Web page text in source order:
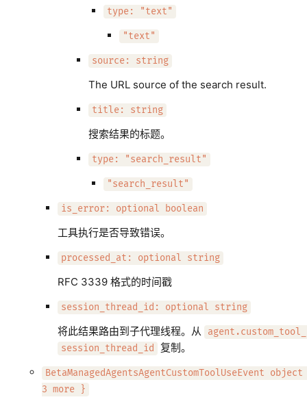
type: "text"
"text"
source: string
The URL source of the search result.
title: string
搜索结果的标题。
type: "search_result"
"search_result"
is_error: optional boolean
工具执行是否导致错误。
processed_at: optional string
RFC 3339 格式的时间戳
session_thread_id: optional string
将此结果路由到子代理线程。从
session_thread_id
复制。
BetaManagedAgentsAgentCustomToolUseEvent
3 more }